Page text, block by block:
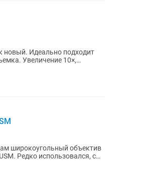
подходит
Увеличение 10×,
Редко использовался, с